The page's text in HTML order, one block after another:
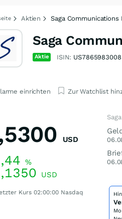
Aktien Saga
Saga
Aktie ISIN: US7865983008
einrichten Zur Watchlist
USD
%
USD
Kurs 02:00:00 Nasdaq